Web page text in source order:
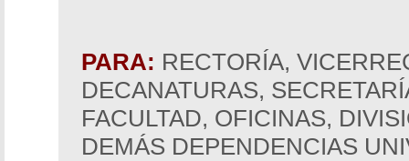
PARA: RECTORÍA,
DECANATURAS,
FACULTAD, OFICINAS,
DEMÁS DEPENDENCIAS